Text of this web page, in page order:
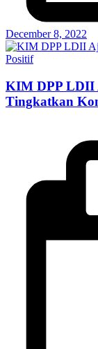
December 8, 2022
KIM DPP LDII
Tingkatkan